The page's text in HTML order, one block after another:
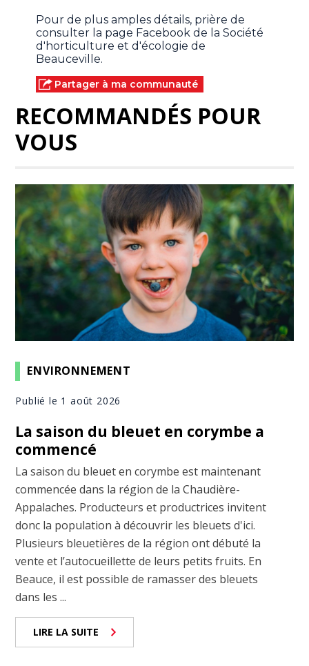
Pour de plus amples détails, prière de
consulter la page Facebook de la Société
d'horticulture et d'écologie de
Beauceville.
Partager à ma communauté
RECOMMANDÉS POUR
VOUS
ENVIRONNEMENT
Publié le 1 août 2026
La saison du bleuet en corymbe a
commencé
La saison du bleuet en corymbe est maintenant
commencée dans la région de la Chaudière-
Appalaches. Producteurs et productrices invitent
donc la population à découvrir les bleuets d'ici.
Plusieurs bleuetières de la région ont débuté la
vente et l’autocueillette de leurs petits fruits. En
Beauce, il est possible de ramasser des bleuets
dans les ...
LIRE LA SUITE